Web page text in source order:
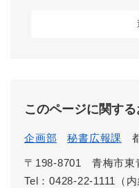
このページに関す
企画部 秘書広報課
〒198-8701
青梅市東
Tel：0428-22-1111（内